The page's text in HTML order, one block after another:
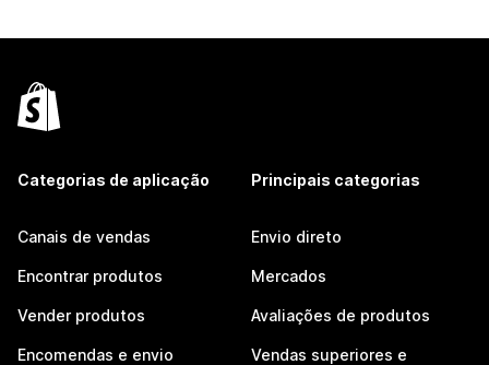
Categorias de aplicação
Canais de vendas
Encontrar produtos
Vender produtos
Encomendas e envio
Principais categorias
Envio direto
Mercados
Avaliações de produtos
Vendas superiores e